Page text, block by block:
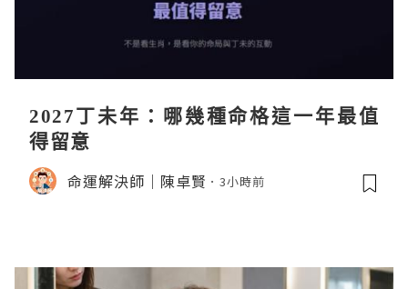
2027丁未年：哪幾種命格這一年最值
得留意
命運解決師｜陳卓賢 3小時前